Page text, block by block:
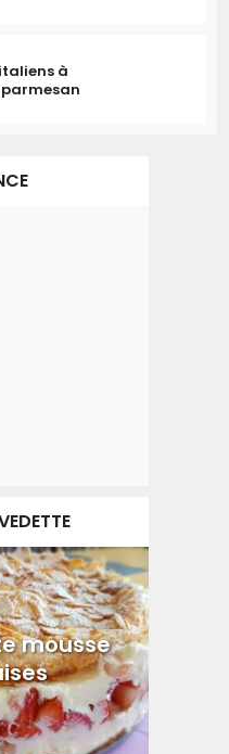
à
parmesan
mousse